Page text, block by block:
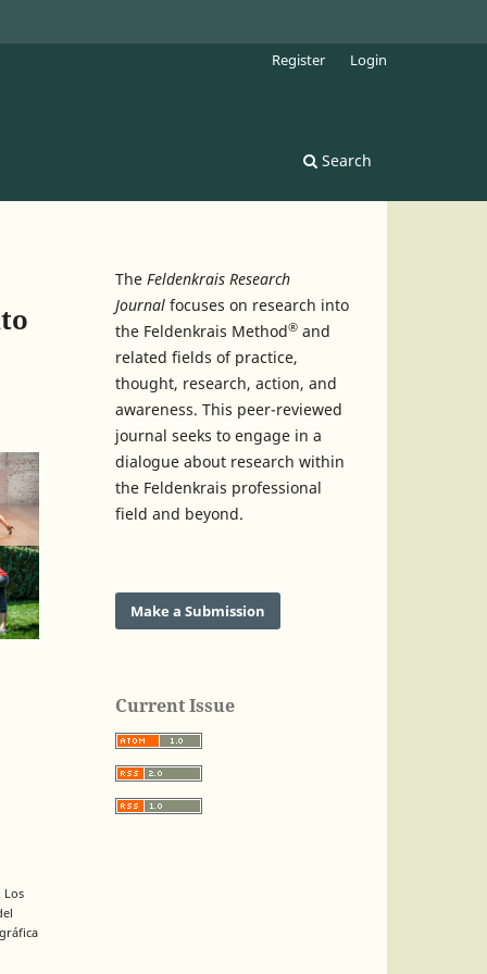
Search
Register Login
Los
The Feldenkrais Research
Journal focuses on research into
the Feldenkrais Method® and
related fields of practice,
thought, research, action, and
awareness. This peer-reviewed
journal seeks to engage in a
dialogue about research within
the Feldenkrais professional
field and beyond.
Make a Submission
Current Issue